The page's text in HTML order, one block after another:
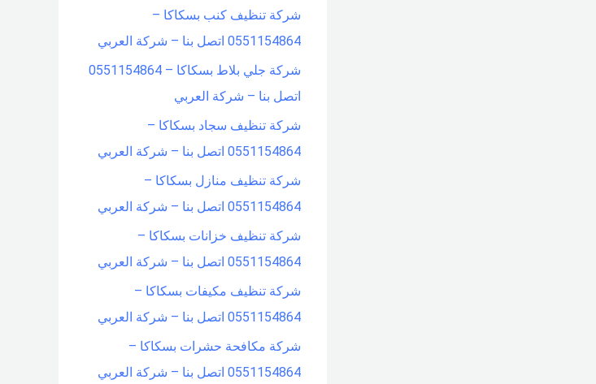
شركة تنظيف كنب بسكاكا –
0551154864 اتصل بنا – شركة العربي
شركة جلي بلاط بسكاكا – 0551154864
اتصل بنا – شركة العربي
شركة تنظيف سجاد بسكاكا –
0551154864 اتصل بنا – شركة العربي
شركة تنظيف منازل بسكاكا –
0551154864 اتصل بنا – شركة العربي
شركة تنظيف خزانات بسكاكا –
0551154864 اتصل بنا – شركة العربي
شركة تنظيف مكيفات بسكاكا –
0551154864 اتصل بنا – شركة العربي
شركة مكافحة حشرات بسكاكا –
0551154864 اتصل بنا – شركة العربي